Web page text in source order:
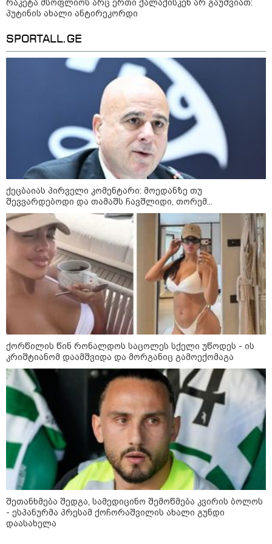
საზამთროს გამყიდველთან
სამკვდრო-სასიცოცხლო
„კუკუდამალობანა“ - რუსული
დრონის „საბრძოლო-კომიკური“
ვიდეო
"ომი, რომელსაც მთელი
მსოფლიოს შთანთქმა შეუძლია:
დონალდ ტრამპმა აღარ იცის,
როგორ მოიქცეს" -The New York
Times
კიევი ისევ სასტიკად დაიბომბა -
ამდენი ბალისტიკური რაკეტა
მსოფლიოს არც ერთი ქალაქისკენ
არ გაუშვიათ: პუტინის ახალი
ანტირეკორდი
შტურმი ტვინზე და პოლიტიკური
პოლარიზაციის მეტასტაზები: რა
ემართება ადამიანის ფსიქიკას,
როდესაც მედიიდან და
ლანძღვა-გინება ესმის?! -
ფსიქოლოგ ზურა მხეიძის ანალიზი
სამართალი
რაკეტა მსოფლიოს არც ერთი ქალაქისკენ არ გაუშვიათ:
პუტინის ახალი ანტირეკორდი
SPORTALL.GE
ქეცბაიას პირველი კომენტარი: მოედანზე თუ
შევვარდებოდი და თამაშს ჩავშლიდი, თორემ...
ქორწილის წინ რონალდოს საცოლეს სქელი უწოდეს - ის
კრიშტიანომ დაამშვიდა და მორგანიც გამოექომაგა
შეთანხმება შედგა, სამედიცინო შემოწმება კვირის ბოლოს
- ესპანურმა პრესამ ქოჩორაშვილის ახალი გუნდი
დაასახელა